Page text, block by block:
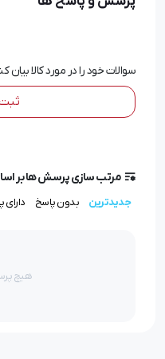
مشکلات جلوگیری کرد. طلق
کافی را پخش خواهد کرد و به
قیمت طلق چراغ جلو
یکی از موارد مهم توجه به
سوالات خود را در مورد کالا بیان
مرتب سازی پرسش ها بر
جدیدترین بدون پاسخ دارای
هیچ